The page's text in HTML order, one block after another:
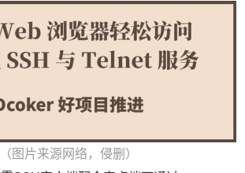
（图片来源网络，侵删）